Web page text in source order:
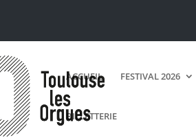
ACCUEIL FESTIVAL 2026
BILLETTERIE